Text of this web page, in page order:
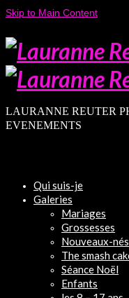
Skip to Main Content
LAURANNE REUTER
EVENEMENTS
Qui suis-je
Galeries
Mariages
Grossesses
Nouveaux-nés
The smash
Séance Noël
Enfants